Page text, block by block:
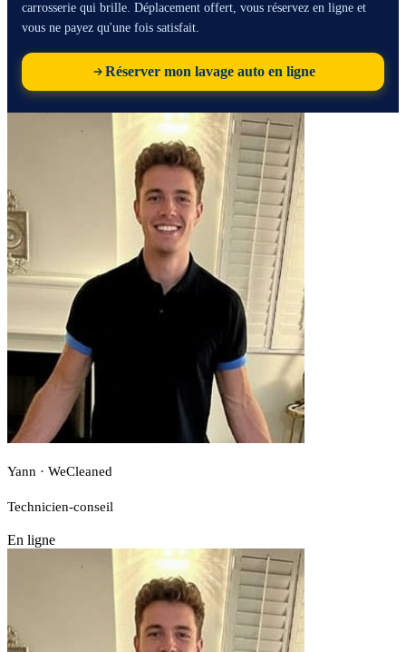
carrosserie qui brille. Déplacement offert, vous réservez en ligne et
vous ne payez qu'une fois satisfait.
Réserver mon lavage auto en ligne
Yann · WeCleaned
Technicien-conseil
En ligne